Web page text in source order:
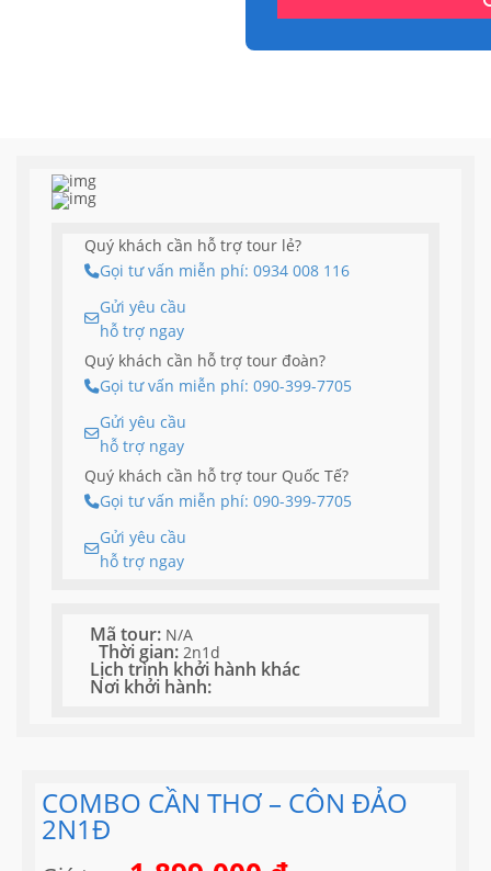
Quý khách cần hỗ trợ tour lẻ?
Gọi tư vấn miễn phí: 0934 008 116
Gửi yêu cầu
hỗ trợ ngay
Quý khách cần hỗ trợ tour đoàn?
Gọi tư vấn miễn phí: 090-399-7705
Gửi yêu cầu
hỗ trợ ngay
Quý khách cần hỗ trợ tour Quốc Tế?
Gọi tư vấn miễn phí: 090-399-7705
Gửi yêu cầu
hỗ trợ ngay
Mã tour: N/A
Thời gian: 2n1d
Lịch trình khởi hành khác
Nơi khởi hành:
COMBO CẦN THƠ – CÔN ĐẢO
2N1Đ